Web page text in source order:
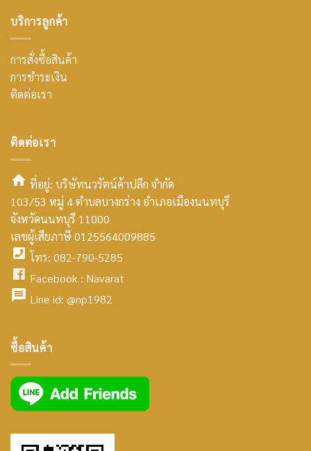
บริการลูกค้า
การสั่งซื้อสินค้า
การชำระเงิน
ติดต่อเรา
ติดต่อเรา
smt2
home
icon
ที่อยู่: บริษัทนวรัตน์ค้าปลีก จำกัด
103/53 หมู่ 4 ตำบลบางกร่าง อำเภอเมืองนนทบุรี
จังหวัดนนทบุรี 11000
เลขผู้เสียภาษี 0125564009885
facebook
icon
โทร: 082-790-5285
facebook
Facebook : Navarat
icon
Line id: @np1982
ซื้อสินค้า